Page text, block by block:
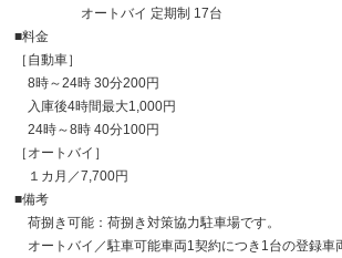
オートバイ 定期制 17台
■料金
［自動車］
8時～24時 30分200円
入庫後4時間最大1,000円
24時～8時 40分100円
［オートバイ］
１カ月／7,700円
■備考
荷捌き可能：荷捌き対策協力駐車場です。
オートバイ／駐車可能車両1契約につき1台の登録車